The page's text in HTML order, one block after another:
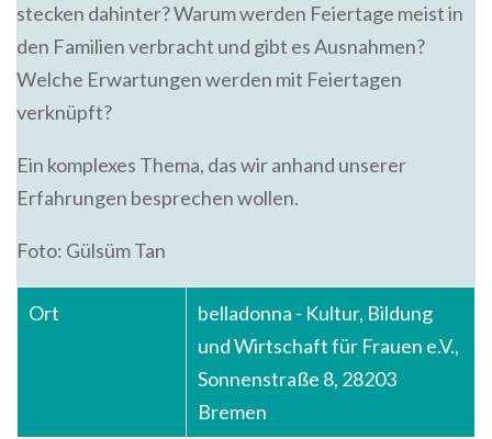
stecken dahinter? Warum werden Feiertage meist in
den Familien verbracht und gibt es Ausnahmen?
Welche Erwartungen werden mit Feiertagen
verknüpft?
Ein komplexes Thema, das wir anhand unserer
Erfahrungen besprechen wollen.
Foto: Gülsüm Tan
Ort
belladonna - Kultur, Bildung
und Wirtschaft für Frauen e.V.,
Sonnenstraße 8, 28203
Bremen